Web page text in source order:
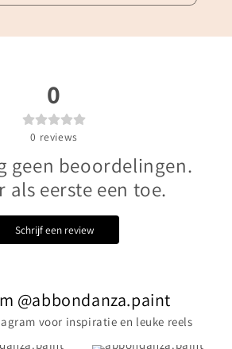
0
0 reviews
geen beoordelingen.
als eerste een toe.
Schrijf een review
@abbondanza.paint
voor inspiratie en leuke reels